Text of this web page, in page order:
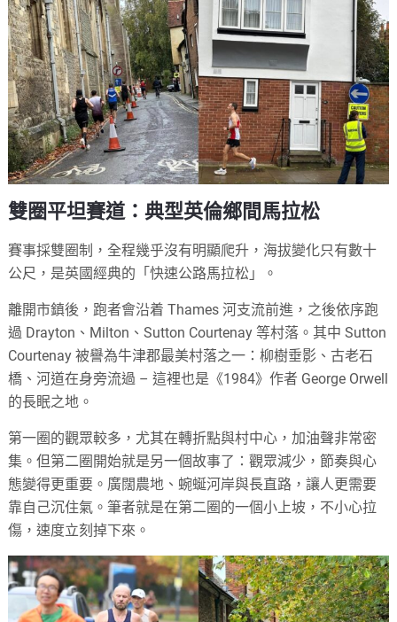
雙圈平坦賽道：典型英倫鄉間馬拉松
賽事採雙圈制，全程幾乎沒有明顯爬升，海拔變化只有數十
公尺，是英國經典的「快速公路馬拉松」。
離開市鎮後，跑者會沿着 Thames 河支流前進，之後依序跑
過 Drayton、Milton、Sutton Courtenay 等村落。其中 Sutton
Courtenay 被譽為牛津郡最美村落之一：柳樹垂影、古老石
橋、河道在身旁流過 – 這裡也是《1984》作者 George Orwell
的長眠之地。
第一圈的觀眾較多，尤其在轉折點與村中心，加油聲非常密
集。但第二圈開始就是另一個故事了：觀眾減少，節奏與心
態變得更重要。廣闊農地、蜿蜒河岸與長直路，讓人更需要
靠自己沉住氣。筆者就是在第二圈的一個小上坡，不小心拉
傷，速度立刻掉下來。